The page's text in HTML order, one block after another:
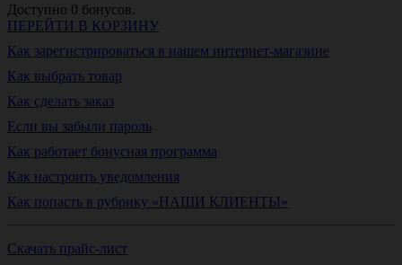
Доступно 0 бонусов.
ПЕРЕЙТИ В КОРЗИНУ
Как зарегистрироваться в нашем интернет-магазине
Как выбрать товар
Как сделать заказ
Если вы забыли пароль
Как работает бонусная программа
Как настроить уведомления
Как попасть в рубрику «НАШИ КЛИЕНТЫ»
Скачать прайс-лист